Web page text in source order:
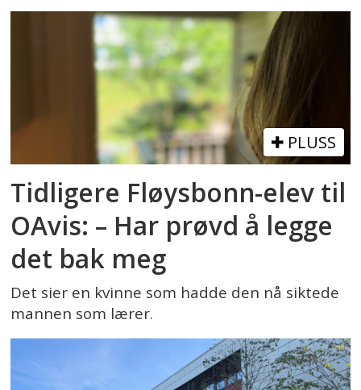
PLUSS
Tidligere Fløysbonn-elev til
OAvis: – Har prøvd å legge
det bak meg
Det sier en kvinne som hadde den nå siktede
mannen som lærer.